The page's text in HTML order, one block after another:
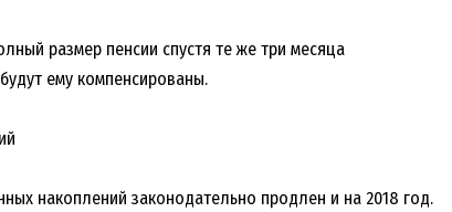
размер пенсии спустя те же три месяца
ему компенсированы.
накоплений законодательно продлен и на 2018 год.